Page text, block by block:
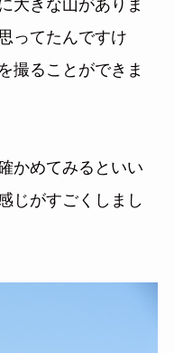
大きな山がありま
ってたんですけ
撮ることができま
かめてみるといい
じがすごくしまし